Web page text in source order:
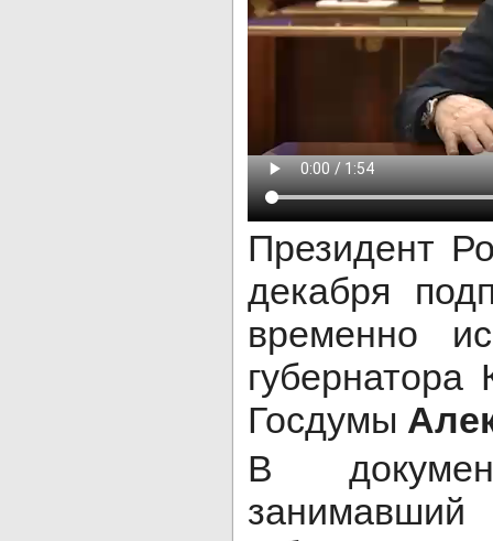
Президент
декабря
временно
губернатора
Госдумы
В